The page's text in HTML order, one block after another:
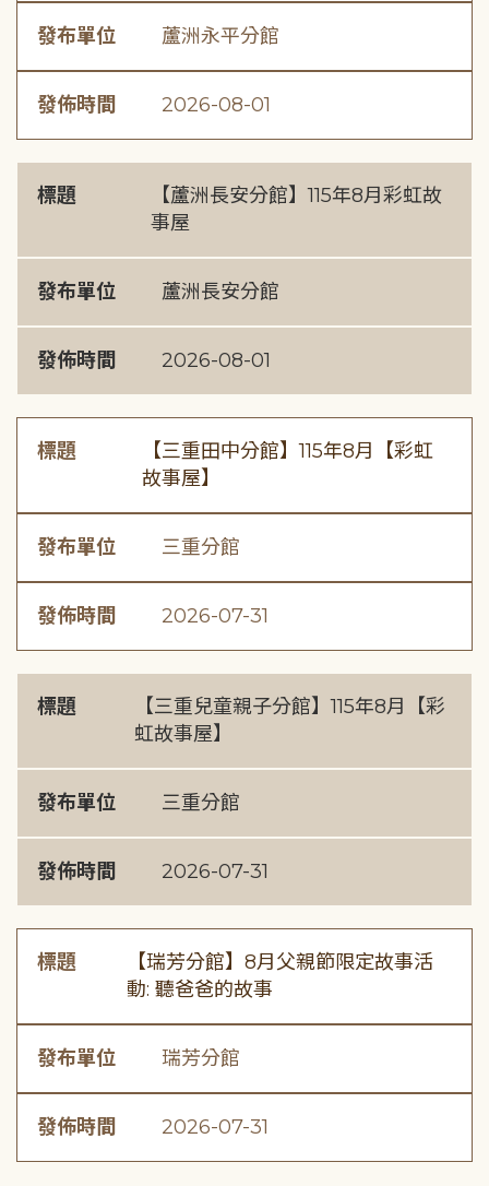
發布單位 蘆洲永平分館
發佈時間 2026-08-01
標題
【蘆洲長安分館】115年8月彩虹故
事屋
發布單位 蘆洲長安分館
發佈時間 2026-08-01
標題
【三重田中分館】115年8月【彩虹
故事屋】
發布單位 三重分館
發佈時間 2026-07-31
標題
【三重兒童親子分館】115年8月【彩
虹故事屋】
發布單位 三重分館
發佈時間 2026-07-31
標題
【瑞芳分館】8月父親節限定故事活
動: 聽爸爸的故事
發布單位 瑞芳分館
發佈時間 2026-07-31